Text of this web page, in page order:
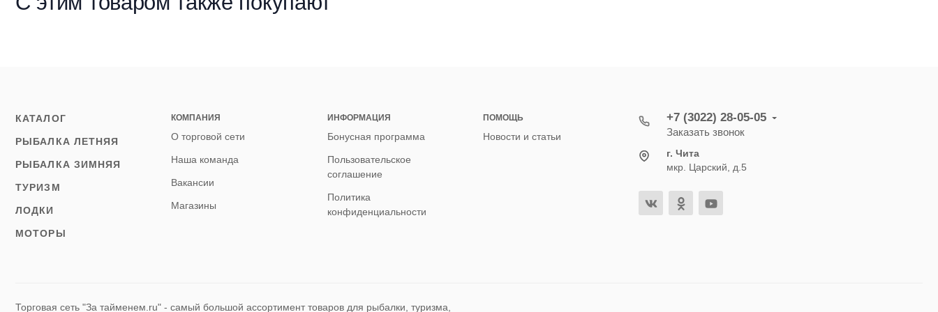
КАТАЛОГ
РЫБАЛКА ЛЕТНЯЯ
РЫБАЛКА ЗИМНЯЯ
ТУРИЗМ
ЛОДКИ
МОТОРЫ
КОМПАНИЯ
О торговой сети
Наша команда
Вакансии
Магазины
ИНФОРМАЦИЯ
Бонусная программа
Пользовательское
соглашение
Политика
конфиденциальности
ПОМОЩЬ
Новости и статьи
+7 (3022) 28-05-05
Заказать звонок
г. Чита
мкр. Царский, д.5
Торговая сеть "За тайменем.ru" - самый большой ассортимент товаров для рыбалки, туризма,